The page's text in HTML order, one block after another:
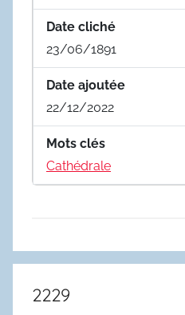
Date cliché
23/06/1891
Date ajoutée
22/12/2022
Mots clés
Cathédrale
2229